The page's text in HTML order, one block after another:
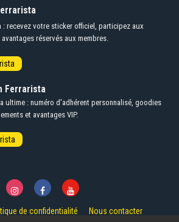
: recevez votre sticker officiel, participez aux
réservés aux membres.
Ferrarista
ultime : numéro d'adhérent personnalisé, goodies
et avantages VIP.
de confidentialité Nous contacter